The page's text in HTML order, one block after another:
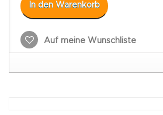
In den Warenkorb
Auf meine Wunschliste